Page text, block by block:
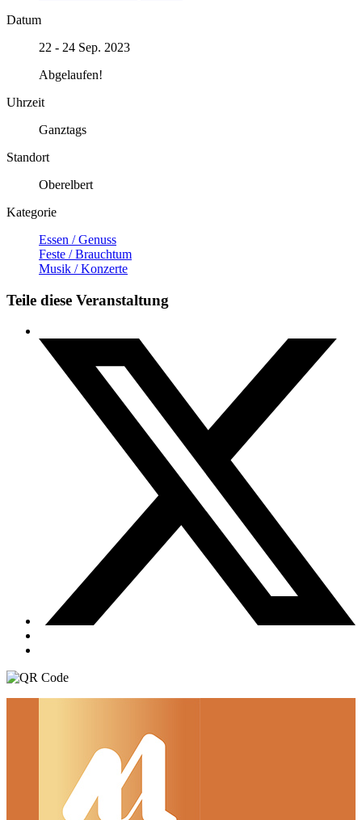
Datum
22 - 24 Sep. 2023
Abgelaufen!
Uhrzeit
Ganztags
Standort
Oberelbert
Kategorie
Essen / Genuss
Feste / Brauchtum
Musik / Konzerte
Teile diese Veranstaltung